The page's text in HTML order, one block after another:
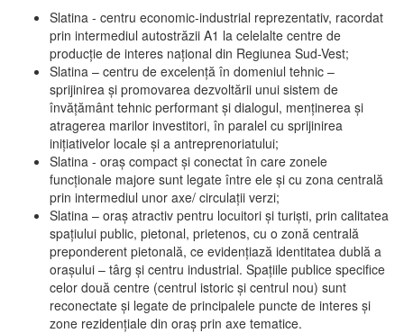
Slatina - centru economic-industrial reprezentativ, racordat
prin intermediul autostrăzii A1 la celelalte centre de
producţie de interes naţional din Regiunea Sud-Vest;
Slatina – centru de excelenţă în domeniul tehnic –
sprijinirea şi promovarea dezvoltării unui sistem de
învăţământ tehnic performant şi dialogul, menţinerea şi
atragerea marilor investitori, în paralel cu sprijinirea
iniţiativelor locale şi a antreprenoriatului;
Slatina - oraş compact şi conectat în care zonele
funcţionale majore sunt legate între ele şi cu zona centrală
prin intermediul unor axe/ circulații verzi;
Slatina – oraş atractiv pentru locuitori şi turişti, prin calitatea
spaţiului public, pietonal, prietenos, cu o zonă centrală
preponderent pietonală, ce evidenţiază identitatea dublă a
oraşului – târg şi centru industrial. Spaţiile publice specifice
celor două centre (centrul istoric şi centrul nou) sunt
reconectate şi legate de principalele puncte de interes şi
zone rezidenţiale din oraş prin axe tematice.